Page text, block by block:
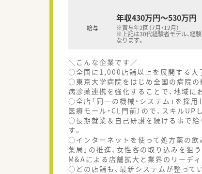
給与
年収430万円～530万円
※賞与年2回（7月・12月）
※上記は30代経験者モデル、経
なります。
＼こんな企業です／
○全国に1,000店舗以上を展開する大
○東京大学病院をはじめ全国の病院の
病診薬連携を強化することで、地域に
○全店「同一の機械・システム」を採用
医療モール・CL門前）ので、スキルUP
○長期就業＆自己研讃を続ける事で給
す。
○インターネットを使って処方薬の飲
薬局」の推進、女性客の取り込みを狙
M&Aによる店舗拡大と業界のリーデ
○どの店舗も、最新システムが整ってい